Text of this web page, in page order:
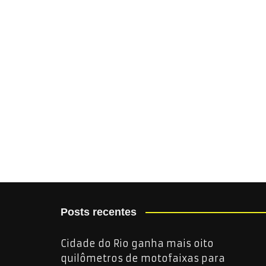
Posts recentes
Cidade do Rio ganha mais oito
quilômetros de motofaixas para